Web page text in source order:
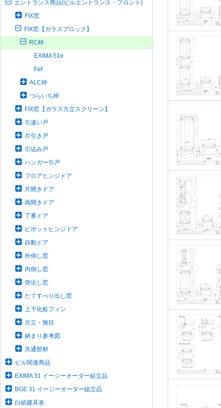
エントランス商品(ビルエントランス・フロント)
FIX窓
FIX窓【ガラスブロック】
RC枠
EXIMA 51e
Fef
ALC枠
つらいち枠
FIX窓【ガラス方立スクリーン】
引違い戸
片引き戸
引込み戸
ハンガー引戸
フロアヒンジドア
片開きドア
両開きドア
丁番ドア
ピボットヒンジドア
自動ドア
外倒し窓
内倒し窓
突出し窓
たてすべり出し窓
上下化粧フィン
方立・無目
納まり参考図
共通部材
ビル関連商品
EXIMA 31 イージーオーダー組立品
BGE 31 イージーオーダー組立品
白紙建具表